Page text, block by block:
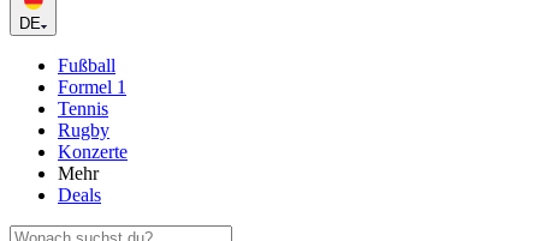
DE
Fußball
Formel 1
Tennis
Rugby
Konzerte
Mehr
Deals